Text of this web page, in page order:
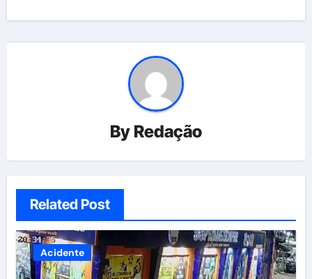
By Redação
Related Post
Acidente